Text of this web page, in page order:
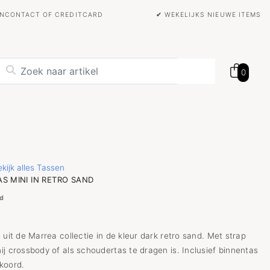
OF CREDITCARD ✔ WEKELIJKS NIEUWE ITEMS
0
alles Tassen
MINI IN RETRO SAND
uit de Marrea collectie in de kleur dark retro sand. Met strap
crossbody of als schoudertas te dragen is. Inclusief binnentas